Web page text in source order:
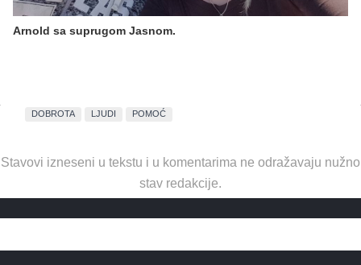
Arnold sa suprugom Jasnom.
DOBROTA LJUDI POMOĆ
Stavovi izneseni u tekstu i u komentarima ne odražavaju nužno
stav redakcije.